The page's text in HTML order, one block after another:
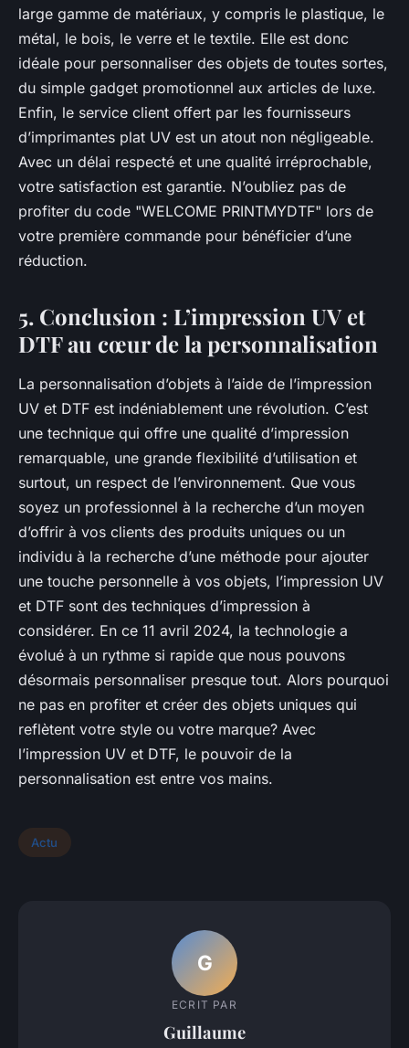
large gamme de matériaux, y compris le plastique, le
métal, le bois, le verre et le textile. Elle est donc
idéale pour personnaliser des objets de toutes sortes,
du simple gadget promotionnel aux articles de luxe.
Enfin, le service client offert par les fournisseurs
d’imprimantes plat UV est un atout non négligeable.
Avec un délai respecté et une qualité irréprochable,
votre satisfaction est garantie. N’oubliez pas de
profiter du code "WELCOME PRINTMYDTF" lors de
votre première commande pour bénéficier d’une
réduction.
5. Conclusion : L’impression UV et
DTF au cœur de la personnalisation
La personnalisation d’objets à l’aide de l’impression
UV et DTF est indéniablement une révolution. C’est
une technique qui offre une qualité d’impression
remarquable, une grande flexibilité d’utilisation et
surtout, un respect de l’environnement. Que vous
soyez un professionnel à la recherche d’un moyen
d’offrir à vos clients des produits uniques ou un
individu à la recherche d’une méthode pour ajouter
une touche personnelle à vos objets, l’impression UV
et DTF sont des techniques d’impression à
considérer. En ce 11 avril 2024, la technologie a
évolué à un rythme si rapide que nous pouvons
désormais personnaliser presque tout. Alors pourquoi
ne pas en profiter et créer des objets uniques qui
reflètent votre style ou votre marque? Avec
l’impression UV et DTF, le pouvoir de la
personnalisation est entre vos mains.
Actu
G
ECRIT PAR
Guillaume